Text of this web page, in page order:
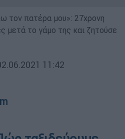
τον πατέρα μου»: 27χρονη
μετά το γάμο της και ζητούσε
11:42